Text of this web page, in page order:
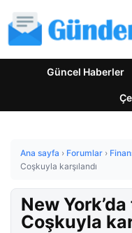
Güncel Haberler
Ana sayfa › Forumlar ›
Coşkuyla karşılandı
New
Coşkuyla